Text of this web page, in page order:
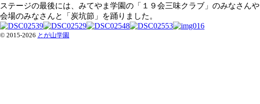
ステージの最後には、みてやま学園の「１９会三味クラブ」のみなさんや
会場のみなさんと「炭坑節」を踊りました。
© 2015-2026 とが山学園